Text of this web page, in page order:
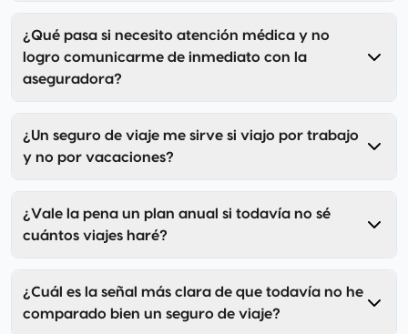
¿Qué pasa si necesito atención médica y no
logro comunicarme de inmediato con la
aseguradora?
¿Un seguro de viaje me sirve si viajo por trabajo
y no por vacaciones?
¿Vale la pena un plan anual si todavía no sé
cuántos viajes haré?
¿Cuál es la señal más clara de que todavía no he
comparado bien un seguro de viaje?